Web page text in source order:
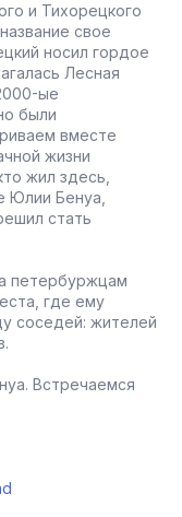
и Тихорецкого
свое
носил гордое
Лесная
ые
были
вместе
жизни
жил здесь,
Юлии Бенуа,
стать
петербуржцам
где ему
соседей: жителей
Встречаемся